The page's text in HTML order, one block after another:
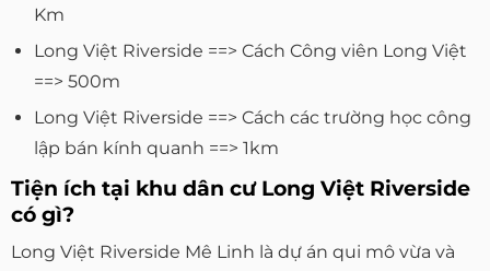
Km
Long Việt Riverside ==> Cách Công viên Long Việt
==> 500m
Long Việt Riverside ==> Cách các trường học công
lập bán kính quanh ==> 1km
Tiện ích tại khu dân cư Long Việt Riverside
có gì?
Long Việt Riverside Mê Linh là dự án qui mô vừa và